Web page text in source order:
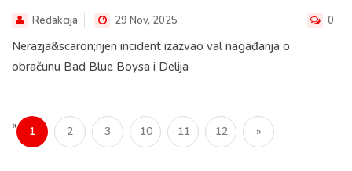
Redakcija 29 Nov, 2025 0
Nerazja&scaron;njen incident izazvao val nagađanja o
obračunu Bad Blue Boysa i Delija
« 1 2 3 10 11 12 »